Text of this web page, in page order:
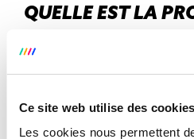
Ce site web utilise des
Les cookies nous permettent
QUELLE EST LA
. Cette
par nous ou par vous.
(maximum 5 jours).